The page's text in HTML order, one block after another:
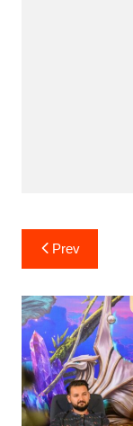
Post
navigation
Prev